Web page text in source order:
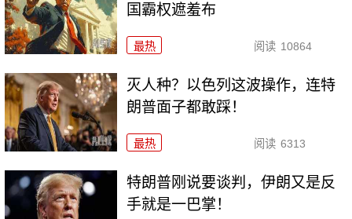
国霸权遮羞布
最热 阅读 10864
灭人种？以色列这波操作，连特
朗普面子都敢踩！
最热 阅读 6313
特朗普刚说要谈判，伊朗又是反
手就是一巴掌！